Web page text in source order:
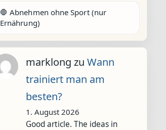
🛑 Abnehmen ohne Sport (nur
Ernährung)
marklong zu Wann
trainiert man am
besten?
1. August 2026
Good article. The ideas in